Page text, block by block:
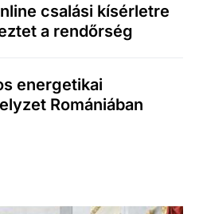
csalási kísérletre
a rendőrség
energetikai
Romániában